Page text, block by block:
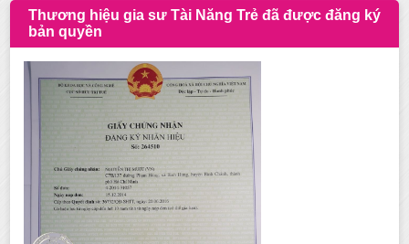
Thương hiệu gia sư Tài Năng Trẻ đã được đăng ký
bản quyền